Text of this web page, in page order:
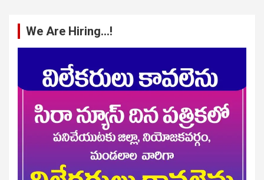
We Are Hiring…!